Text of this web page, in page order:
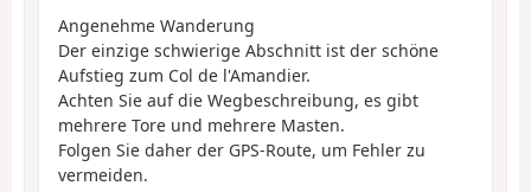
Angenehme Wanderung
Der einzige schwierige Abschnitt ist der schöne
Aufstieg zum Col de l'Amandier.
Achten Sie auf die Wegbeschreibung, es gibt
mehrere Tore und mehrere Masten.
Folgen Sie daher der GPS-Route, um Fehler zu
vermeiden.